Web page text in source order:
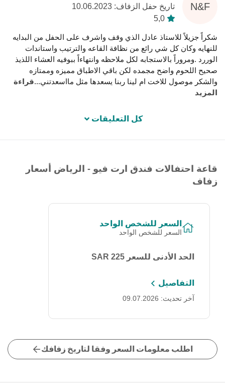
N&F
تاريخ حفل الزفاف: 10.06.2023
5,0
شكراً جزيلاً للاستاذ عادل الذي وقف واشرف على الحفل من البدايه
للنهايه وكان كل شي رائع من نظافة القاعه والترتيب واستاندات
الوررد .ومروراً بالاستجابه لكل ملاحظه وانتهاءاً ببوفيه العشاء اللذيذ
صحيح اللحوم واضح مجمده لكن باقي الاطباق مميزه وممتازه
والشكر موصول للاخت ام لينا ربنا يسعدها مثل مااسعدتني...قراءة
المزيد
كل التعليقات
قاعة احتفالات فندق ارت فيو - الرياض أسعار
زفاف
السعر للشخص الواحد
السعر للشخص الواحد
الحد الأدنى للسعر 225 SAR
التفاصيل
آخر تحديث: 09.07.2026
اطلب معلومات السعر وفقا لتاريخ زفافك